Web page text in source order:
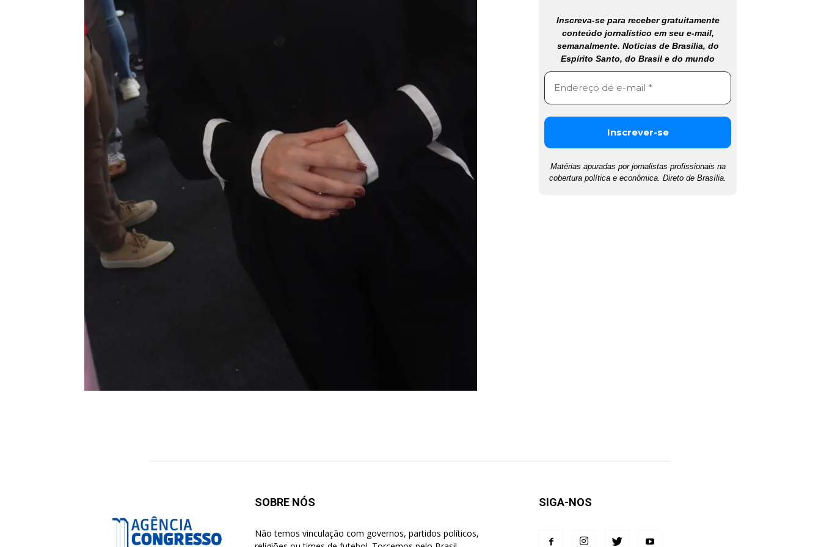
Inscreva-se para receber gratuitamente
conteúdo jornalístico em seu e-mail,
semanalmente. Notícias de Brasília, do
Espírito Santo, do Brasil e do mundo
Matérias apuradas por jornalistas profissionais na
cobertura política e econômica. Direto de Brasília.
SOBRE NÓS
Não temos vinculação com governos, partidos políticos,
SIGA-NOS